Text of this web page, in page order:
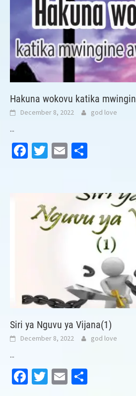
Hakuna wokovu katika mwingin
December 8, 2022 god love
...
Facebook
Twitter
Email
Siri ya Nguvu ya Vijana(1)
December 8, 2022 god love
...
Facebook
Twitter
Email